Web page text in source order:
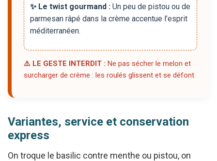
✨ Le twist gourmand : Un peu de pistou ou de
parmesan râpé dans la crème accentue l’esprit
méditerranéen.
⚠️ LE GESTE INTERDIT : Ne pas sécher le melon et
surcharger de crème : les roulés glissent et se défont.
Variantes, service et conservation
express
On troque le basilic contre menthe ou pistou, on